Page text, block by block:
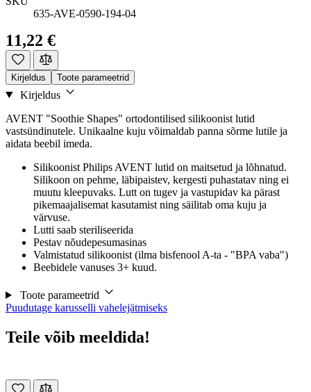
635-AVE-0590-194-04
11,22 €
Kirjeldus Toote parameetrid
Kirjeldus
AVENT "Soothie Shapes" ortodontilised silikoonist lutid
vastsündinutele. Unikaalne kuju võimaldab panna sõrme lutile ja
aidata beebil imeda.
Silikoonist Philips AVENT lutid on maitsetud ja lõhnatud.
Silikoon on pehme, läbipaistev, kergesti puhastatav ning ei
muutu kleepuvaks. Lutt on tugev ja vastupidav ka pärast
pikemaajalisemat kasutamist ning säilitab oma kuju ja
värvuse.
Lutti saab steriliseerida
Pestav nõudepesumasinas
Valmistatud silikoonist (ilma bisfenool A-ta - "BPA vaba")
Beebidele vanuses 3+ kuud.
Toote parameetrid
Puudutage karusselli vahelejätmiseks
Teile võib meeldida!